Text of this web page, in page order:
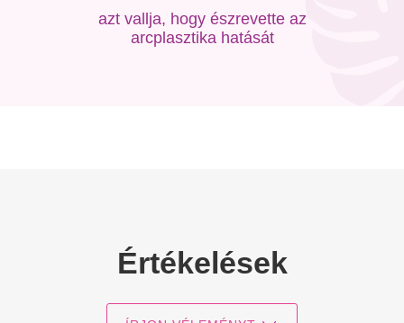
azt vallja, hogy észrevette az
arcplasztika hatását
Értékelések